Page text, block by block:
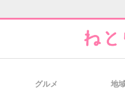
グルメ 地